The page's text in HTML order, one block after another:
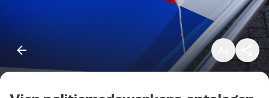
Standaard
Groot